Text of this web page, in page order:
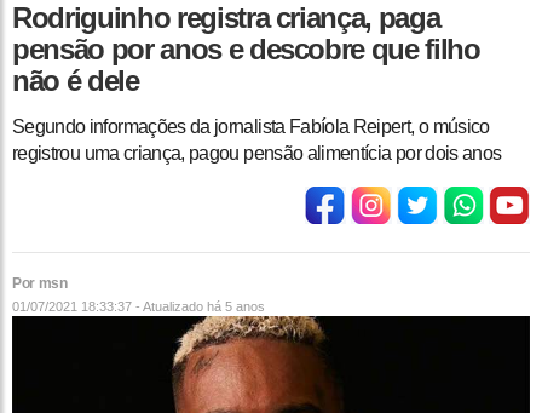
Rodriguinho registra criança, paga
pensão por anos e descobre que filho
não é dele
Segundo informações da jornalista Fabíola Reipert, o músico
registrou uma criança, pagou pensão alimentícia por dois anos
Por msn
01/07/2021 18:33:37 - Atualizado há 5 anos